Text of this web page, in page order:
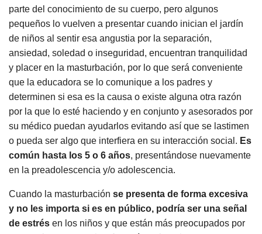
parte del conocimiento de su cuerpo, pero algunos
pequeños lo vuelven a presentar cuando inician el jardín
de niños al sentir esa angustia por la separación,
ansiedad, soledad o inseguridad, encuentran tranquilidad
y placer en la masturbación, por lo que será conveniente
que la educadora se lo comunique a los padres y
determinen si esa es la causa o existe alguna otra razón
por la que lo esté haciendo y en conjunto y asesorados por
su médico puedan ayudarlos evitando así que se lastimen
o pueda ser algo que interfiera en su interacción social. Es
común hasta los 5 o 6 años, presentándose nuevamente
en la preadolescencia y/o adolescencia.
Cuando la masturbación se presenta de forma excesiva
y no les importa si es en público, podría ser una señal
de estrés en los niños y que están más preocupados por